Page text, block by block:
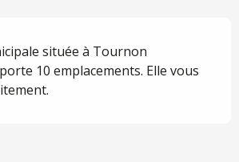
située à Tournon
10 emplacements. Elle vous